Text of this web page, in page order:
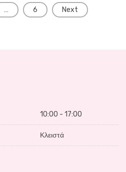
… 6 Next
10:00 - 17:00
Κλειστά